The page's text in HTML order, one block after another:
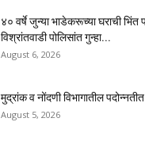
४० वर्षे जुन्या भाडेकरूच्या घराची भिंत
विश्रांतवाडी पोलिसांत गुन्हा...
August 6, 2026
मुद्रांक व नोंदणी विभागातील
August 5, 2026